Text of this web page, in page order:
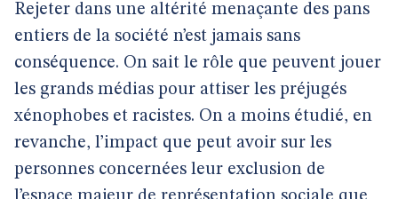
Rejeter dans une altérité menaçante des pans
entiers de la société n’est jamais sans
conséquence. On sait le rôle que peuvent jouer
les grands médias pour attiser les préjugés
xénophobes et racistes. On a moins étudié, en
revanche, l’impact que peut avoir sur les
personnes concernées leur exclusion de